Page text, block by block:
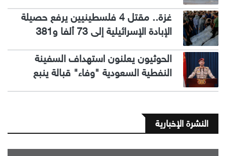
غزة.. مقتل 4 فلسطينيين يرفع حصيلة
الإبادة الإسرائيلية إلى 73 ألفا و381
الحوثيون يعلنون استهداف السفينة
النفطية السعودية "وفاء" قبالة ينبع
النشرة الإخبارية